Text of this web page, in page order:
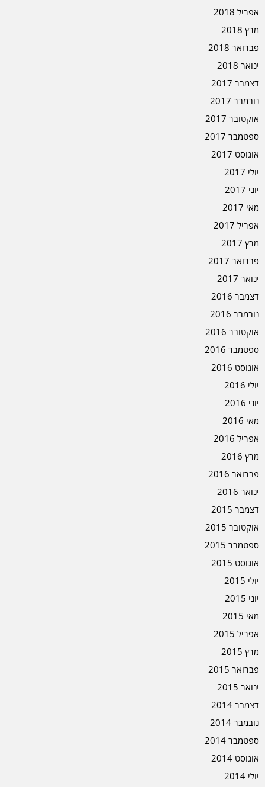
אפריל 2018
מרץ 2018
פברואר 2018
ינואר 2018
דצמבר 2017
נובמבר 2017
אוקטובר 2017
ספטמבר 2017
אוגוסט 2017
יולי 2017
יוני 2017
מאי 2017
אפריל 2017
מרץ 2017
פברואר 2017
ינואר 2017
דצמבר 2016
נובמבר 2016
אוקטובר 2016
ספטמבר 2016
אוגוסט 2016
יולי 2016
יוני 2016
מאי 2016
אפריל 2016
מרץ 2016
פברואר 2016
ינואר 2016
דצמבר 2015
אוקטובר 2015
ספטמבר 2015
אוגוסט 2015
יולי 2015
יוני 2015
מאי 2015
אפריל 2015
מרץ 2015
פברואר 2015
ינואר 2015
דצמבר 2014
נובמבר 2014
ספטמבר 2014
אוגוסט 2014
יולי 2014